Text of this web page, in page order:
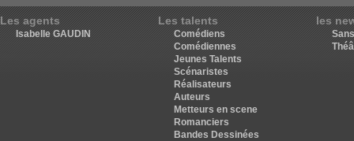
Les agents
Isabelle GAUDIN
Les talents
Comédiens
Comédiennes
Jeunes Talents
Scénaristes
Réalisateurs
Auteurs
Metteurs en scene
Romanciers
Bandes Dessinées
les